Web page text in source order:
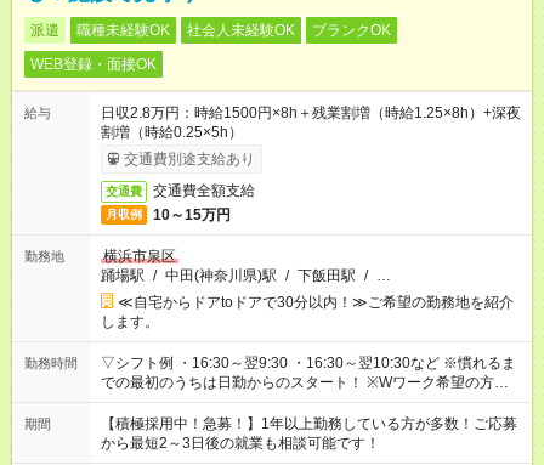
派遣 職種未経験OK 社会人未経験OK
ブランクOK
WEB登録・面接OK
給与
日収2.8万円：時給1500円×8h＋残業割増（時給1.25×8h）+深夜
割増（時給0.25×5h）
交通費別途支給あり
交通費 交通費全額支給
月収例 10～15万円
勤務地
横浜市泉区
踊場駅 / 中田(神奈川県)駅 / 下飯田駅 / …
≪自宅からドアtoドアで30分以内！≫ご希望の勤務地を紹介
します。
勤務時間
▽シフト例 ・16:30～翌9:30 ・16:30～翌10:30など ※慣れるま
での最初のうちは日勤からのスタート！ ※Wワーク希望の方へ
今ご覧のお仕事で希望する勤務時間と、もう1つのお仕事の勤務
時間。 合計で週40時間を超える場合は応募できません。
期間
【積極採用中！急募！】1年以上勤務している方が多数！ご応募
から最短2～3日後の就業も相談可能です！